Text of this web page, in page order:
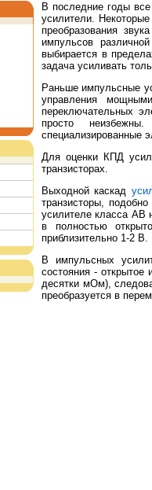
В последние годы
усилители.
преобразования
импульсов
выбирается в
задача усиливать
Раньше импульсные
управления
переключательных
просто
специализированные
Для оценки КПД
транзисторах.
Выходной каскад
транзисторы,
усилителе класса АВ
в полностью
приблизительно 1-2 В.
В импульсных
состояния - открытое
десятки мОм),
преобразуется в